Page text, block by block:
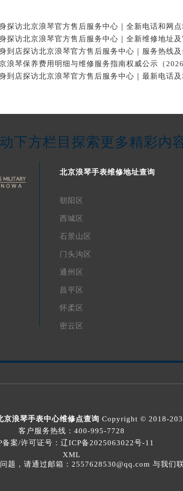
下方栏目探索更多精彩内
北京浪琴手表维修地址查询
朝阳区
西城区
石景山区
门头沟区
通州区
昌平区
怀柔区
密云区
京浪琴手表中心维修点查询 Copyright © 2018-
客户服务热线： 400-995-7728
备案/许可证号：辽ICP备2025063022号-11
XML
题，请通过邮箱：2557628530@qq.com 与我们